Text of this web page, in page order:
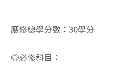
應修總學分數：30學分
◎必修科目：